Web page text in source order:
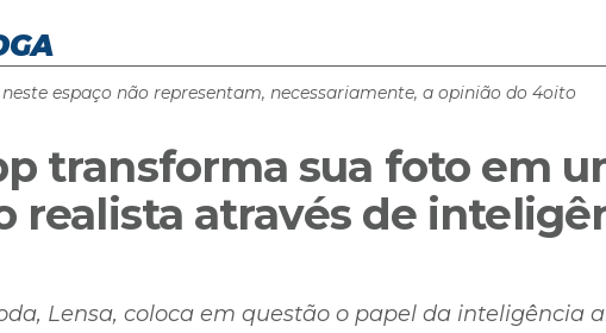
neste espaço não representam, necessariamente, a opinião do 4oito
transforma sua foto em
realista através de
Lensa, coloca em questão o papel da inteligência